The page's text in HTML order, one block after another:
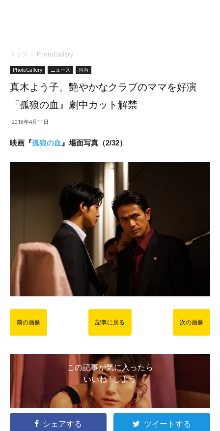
トップ PhotoGallery
PhotoGallery ニュース 国内
真木よう子、艶やかなクラブのママを好演
『孤狼の血』劇中カット解禁
2018年4月11日
映画『孤狼の血 』場面写真（2/32）
前の画像 記事に戻る 次の画像
この記事が気に入ったら
いいね ! しよう
シェアする ツイートする